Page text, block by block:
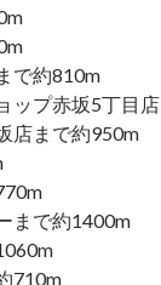
で約810m
ップ赤坂5丁目
店まで約950m
まで約1400m
710m